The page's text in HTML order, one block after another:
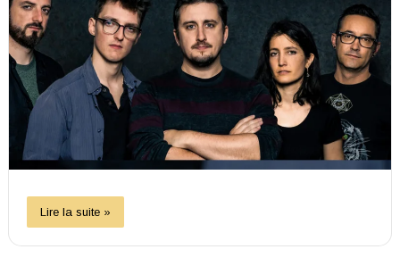
Lire la suite »